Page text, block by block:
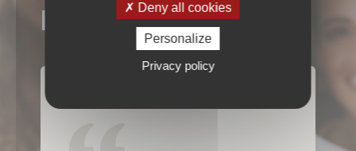
NOS AVISDeny all cookies
Personalize
Privacy policy